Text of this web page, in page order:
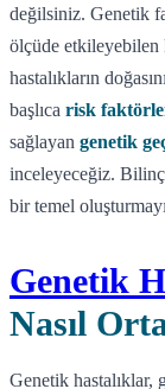
değilsiniz. Genetik
ölçüde etkileyebilen
hastalıkların
başlıca risk
sağlayan genetik
inceleyeceğiz.
bir temel
Genetik
Nasıl
Genetik hastalıklar,